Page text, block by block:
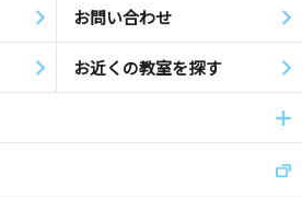
お問い合わせ
お近くの教室を探す